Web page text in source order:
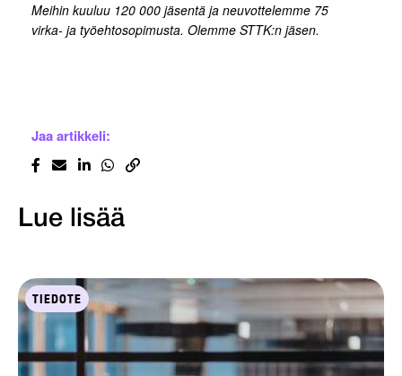
Meihin kuuluu 120 000 jäsentä ja neuvottelemme 75
virka- ja työehtosopimusta. Olemme STTK:n jäsen.
Jaa artikkeli:
Lue lisää
TIEDOTE